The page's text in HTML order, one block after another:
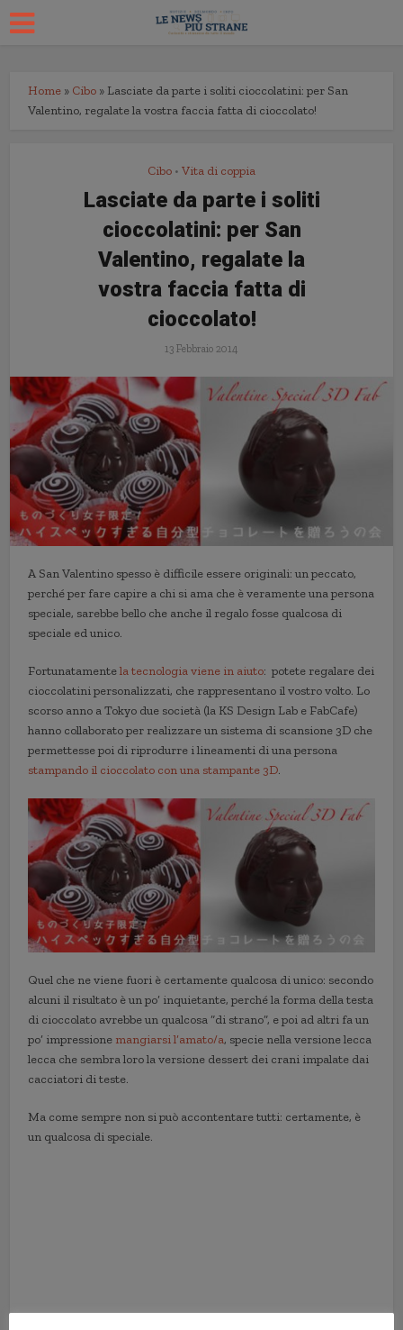
Home » Cibo » Lasciate da parte i soliti cioccolatini: per San
Valentino, regalate la vostra faccia fatta di cioccolato!
Cibo • Vita di coppia
Lasciate da parte i soliti
cioccolatini: per San
Valentino, regalate la
vostra faccia fatta di
cioccolato!
13 Febbraio 2014
A San Valentino spesso è difficile essere originali: un peccato,
perché per fare capire a chi si ama che è veramente una persona
speciale, sarebbe bello che anche il regalo fosse qualcosa di
speciale ed unico.
Fortunatamentela tecnologia viene in aiuto: potete regalare dei
cioccolatini personalizzati, che rappresentano il vostro volto. Lo
scorso anno a Tokyo due società (la KS Design Lab e FabCafe)
hanno collaborato per realizzare un sistema di scansione 3D che
permettesse poi di riprodurre i lineamenti di una persona
stampando il cioccolato con una stampante 3D.
Quel che ne viene fuori è certamente qualcosa di unico: secondo
alcuni il risultato è un po’ inquietante, perché la forma della testa
di cioccolato avrebbe un qualcosa “di strano”, e poi ad altri fa un
po’ impressione mangiarsi l’amato/a, specie nella versione lecca
lecca che sembra loro la versione dessert dei crani impalate dai
cacciatori di teste.
Ma come sempre non si può accontentare tutti: certamente, è
un qualcosa di speciale.